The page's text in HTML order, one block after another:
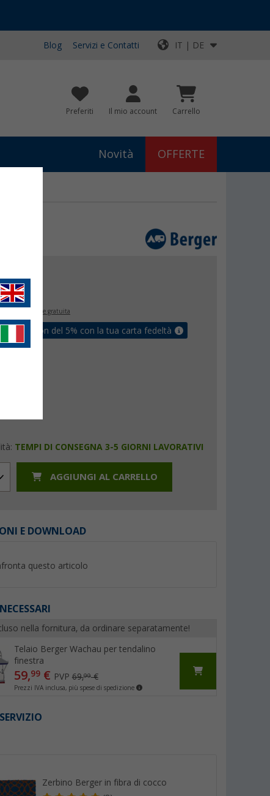
Blog Servizi e Contatti IT | DE
Preferiti Il mio account Carrello
Novità OFFERTE
€
spedizione gratuita
un coupon del 5% con la tua carta fedeltà
TEMPI DI CONSEGNA 3-5 GIORNI LAVORATIVI
AGGIUNGI AL CARRELLO
E DOWNLOAD
questo articolo
nella fornitura, da ordinare separatamente!
Telaio Berger Wachau per tendalino
finestra
59,99€ PVP 69,99€
Prezzi IVA inclusa, più spese di spedizione
Zerbino Berger in fibra di cocco
per